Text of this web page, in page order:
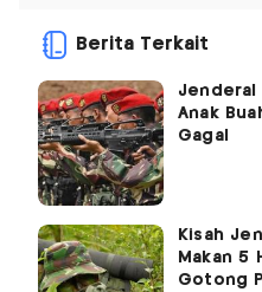
Berita Terkait
Jenderal
Anak
Gagal
Kisah
Makan 5
Gotong